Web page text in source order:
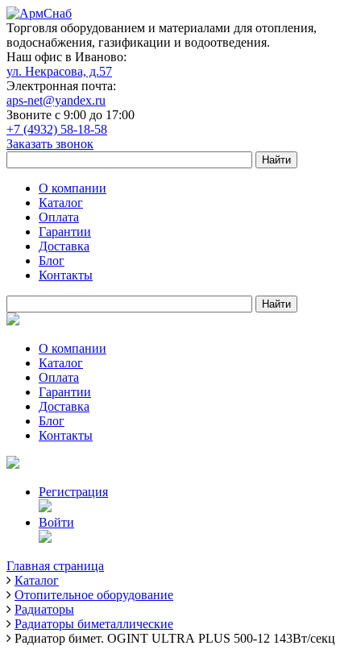
Торговля оборудованием и материалами для отопления,
водоснабжения, газификации и водоотведения.
Наш офис в Иваново:
ул. Некрасова, д.57
Электронная почта:
aps-net@yandex.ru
Звоните с 9:00 до 17:00
+7 (4932) 58-18-58
Заказать звонок
О компании
Каталог
Оплата
Гарантии
Доставка
Блог
Контакты
О компании
Каталог
Оплата
Гарантии
Доставка
Блог
Контакты
Регистрация
Войти
Главная страница
Каталог
Отопительное оборудование
Радиаторы
Радиаторы биметаллические
Радиатор бимет. OGINT ULTRА PLUS 500-12 143Вт/секц